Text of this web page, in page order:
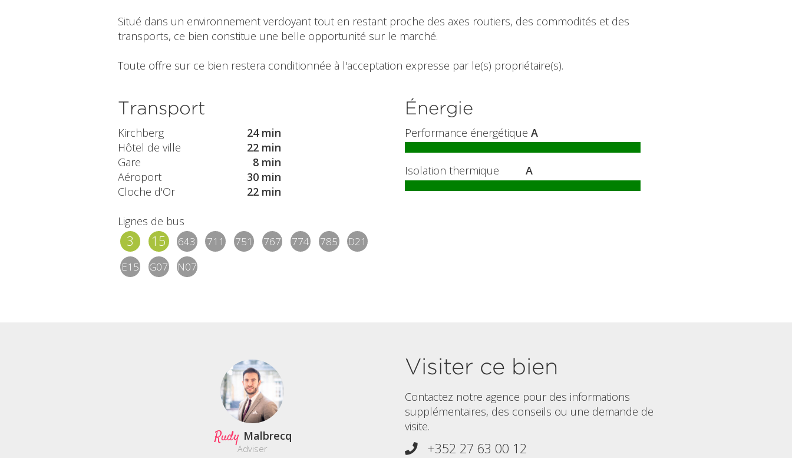
Situé dans un environnement verdoyant tout en restant proche des axes routiers, des commodités et des
transports, ce bien constitue une belle opportunité sur le marché.
Toute offre sur ce bien restera conditionnée à l'acceptation expresse par le(s) propriétaire(s).
Transport
Kirchberg
24 min
Hôtel de ville
22 min
Gare
8 min
Aéroport
30 min
Cloche d'Or
22 min
Lignes de bus
3 15 643 711 751 767 774 785
D21
E15
G07 N07
Énergie
Performance énergétique A
Isolation thermique A
Rudy Malbrecq
Adviser
Visiter ce bien
Contactez notre agence pour des informations
supplémentaires, des conseils ou une demande de
visite.
+352 27 63 00 12